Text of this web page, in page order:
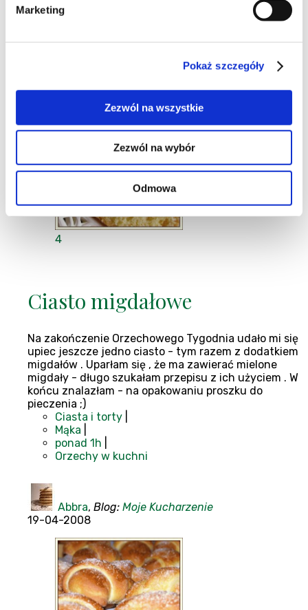
Marketing
Pokaż szczegóły
Zezwól na wszystkie
Zezwól na wybór
Odmowa
16-11-2008
4
Ciasto migdałowe
Na zakończenie Orzechowego Tygodnia udało mi się
upiec jeszcze jedno ciasto - tym razem z dodatkiem
migdałów . Uparłam się , że ma zawierać mielone
migdały - długo szukałam przepisu z ich użyciem . W
końcu znalazłam - na opakowaniu proszku do
pieczenia ;)
Ciasta i torty
Mąka
ponad 1h
Orzechy w kuchni
Abbra, Blog: Moje Kucharzenie
19-04-2008